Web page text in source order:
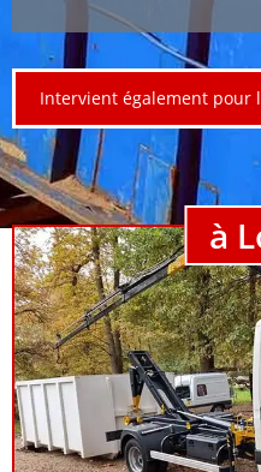
Intervient également pour
à